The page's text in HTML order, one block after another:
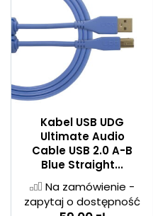
Kabel USB UDG
Ultimate Audio
Cable USB 2.0 A-B
Blue Straight...
Na zamówienie -
zapytaj o dostępność